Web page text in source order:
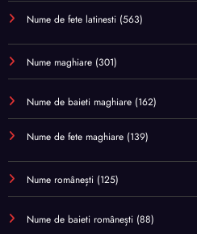
Nume de fete latinesti (563)
Nume maghiare (301)
Nume de baieti maghiare (162)
Nume de fete maghiare (139)
Nume românești (125)
Nume de baieti românești (88)